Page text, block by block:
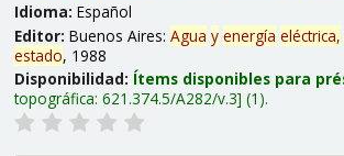
Idioma: Español
Editor: Buenos Aires: Agua y energía eléctrica,
estado, 1988
Disponibilidad: Ítems disponibles para
topográfica: 621.374.5/A282/v.3 (1).